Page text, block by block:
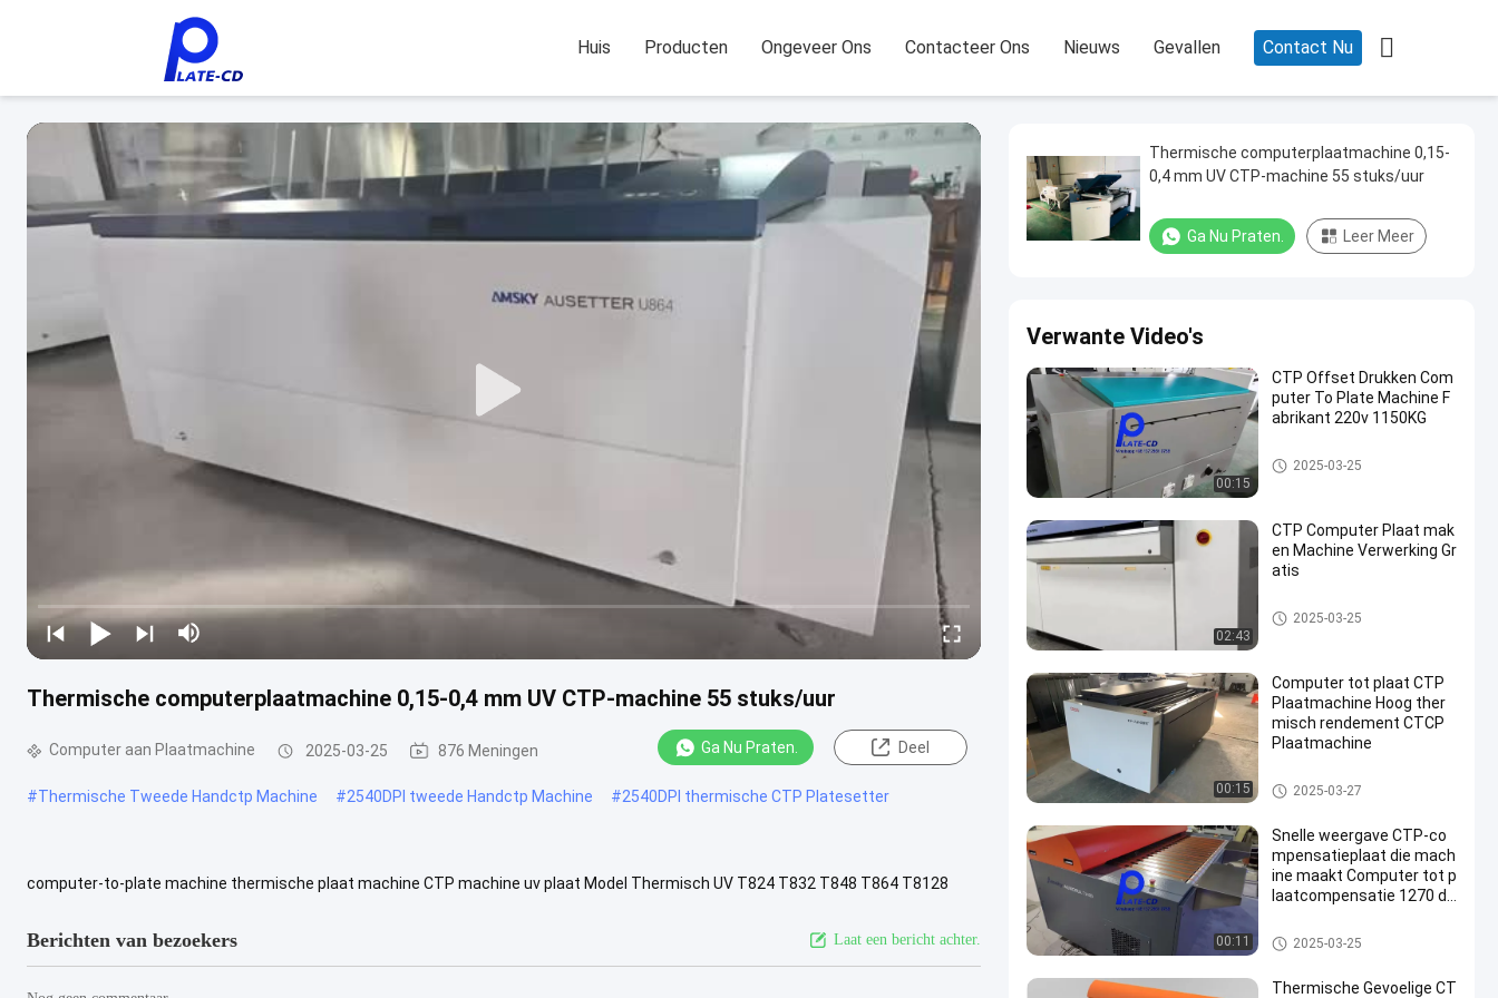
Huis Producten Ongeveer Ons Contacteer Ons Nieuws Gevallen Contact Nu 
Thermische computerplaatmachine 0,15-0,4 mm UV CTP-machine 55 stuks/uur
Computer aan Plaatmachine 2025-03-25 876 Meningen Ga Nu Praten. Deel
#Thermische Tweede Handctp Machine #2540DPI tweede Handctp Machine #2540DPI thermische CTP Platesetter
computer-to-plate machine thermische plaat machine CTP machine uv plaat Model Thermisch UV T824 T832 T848 T864 T8128
Berichten van bezoekers Laat een bericht achter.
Thermische computerplaatmachine 0,15-
0,4 mm UV CTP-machine 55 stuks/uur
Ga Nu Praten. Leer Meer
Verwante Video's
00:15
CTP Offset Drukken Com
puter To Plate Machine F
abrikant 220v 1150KG
Computer aan Plaatmachine
2025-03-25
02:43
CTP Computer Plaat mak
en Machine Verwerking Gr
atis
Computer aan Plaatmachine
2025-03-25
00:15
Computer tot plaat CTP
Plaatmachine Hoog ther
misch rendement CTCP
Plaatmachine
Computer aan Plaatmachine
2025-03-27
00:11
Snelle weergave CTP-co
mpensatieplaat die mach
ine maakt Computer tot p
laatcompensatie 1270 dp
Computer aan Plaatmachine
2025-03-25
Thermische Gevoelige CT